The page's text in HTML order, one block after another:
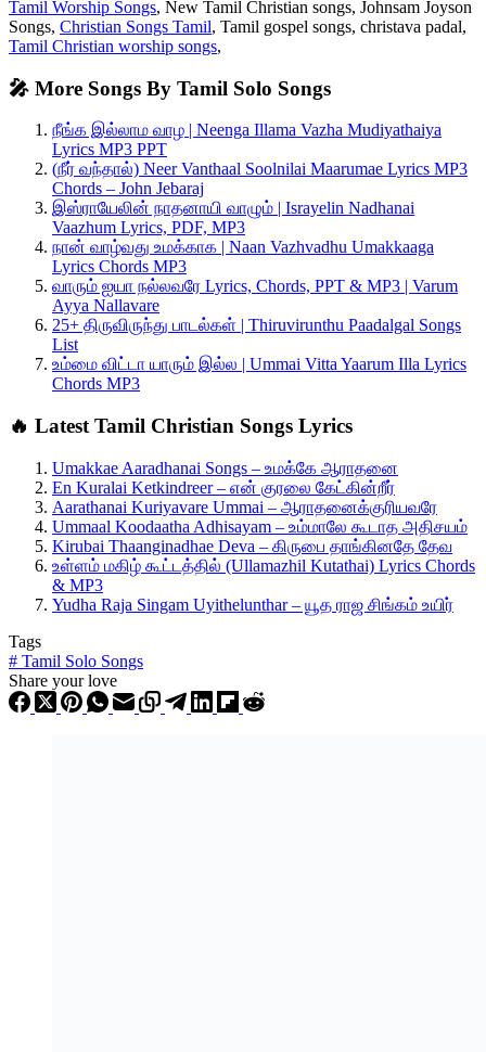
Tamil Worship Songs, New Tamil Christian songs, Johnsam Joyson
Songs, Christian Songs Tamil, Tamil gospel songs, christava padal,
Tamil Christian worship songs,
🎤 More Songs By Tamil Solo Songs
நீங்க இல்லாம வாழ | Neenga Illama Vazha Mudiyathaiya
Lyrics MP3 PPT
(நீர் வந்தால்) Neer Vanthaal Soolnilai Maarumae Lyrics MP3
Chords – John Jebaraj
இஸ்ராயேலின் நாதனாயி வாழும் | Israyelin Nadhanai
Vaazhum Lyrics, PDF, MP3
நான் வாழ்வது உமக்காக | Naan Vazhvadhu Umakkaaga
Lyrics Chords MP3
வாரும் ஐயா நல்லவரே Lyrics, Chords, PPT & MP3 | Varum
Ayya Nallavare
25+ திருவிருந்து பாடல்கள் | Thiruvirunthu Paadalgal Songs
List
உம்மை விட்டா யாரும் இல்ல | Ummai Vitta Yaarum Illa Lyrics
Chords MP3
🔥 Latest Tamil Christian Songs Lyrics
Umakkae Aaradhanai Songs – உமக்கே ஆராதனை
En Kuralai Ketkindreer – என் குரலை கேட்கின்றீர்
Aarathanai Kuriyavare Ummai – ஆராதனைக்குரியவரே
Ummaal Koodaatha Adhisayam – உம்மாலே கூடாத அதிசயம்
Kirubai Thaanginadhae Deva – கிருபை தாங்கினதே தேவ
உள்ளம் மகிழ் கூட்டத்தில் (Ullamazhil Kutathai) Lyrics Chords
& MP3
Yudha Raja Singam Uyithelunthar – யூத ராஜ சிங்கம் உயிர்
Tags
# Tamil Solo Songs
Share your love